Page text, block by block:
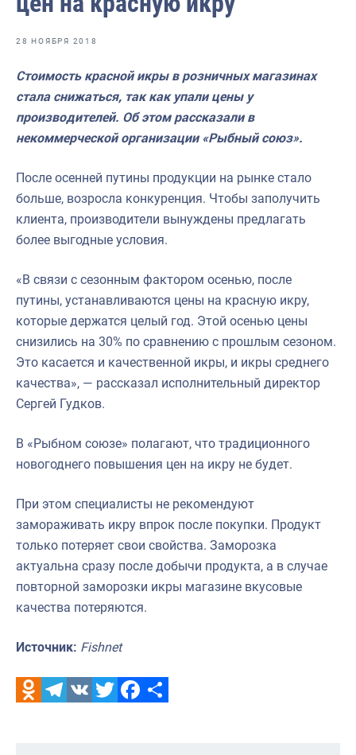
Отраслевые СМИ
Выставки и конференции
Научно-практическая литература
Рыбоохрана России
Отрасль в цифрах
Большая африканская экспедиция
Укрепление духовно-нравственных ценностей
28 НОЯБРЯ 2018
Стоимость красной икры в розничных магазинах
стала снижаться, так как упали цены у
производителей. Об этом рассказали в
некоммерческой организации «Рыбный союз».
После осенней путины продукции на рынке стало
больше, возросла конкуренция. Чтобы заполучить
клиента, производители вынуждены предлагать
более выгодные условия.
«В связи с сезонным фактором осенью, после
путины, устанавливаются цены на красную икру,
которые держатся целый год. Этой осенью цены
снизились на 30% по сравнению с прошлым сезоном.
Это касается и качественной икры, и икры среднего
качества», — рассказал исполнительный директор
Сергей Гудков.
В «Рыбном союзе» полагают, что традиционного
новогоднего повышения цен на икру не будет.
При этом специалисты не рекомендуют
замораживать икру впрок после покупки. Продукт
только потеряет свои свойства. Заморозка
актуальна сразу после добычи продукта, а в случае
повторной заморозки икры магазине вкусовые
качества потеряются.
Источник: Fishnet